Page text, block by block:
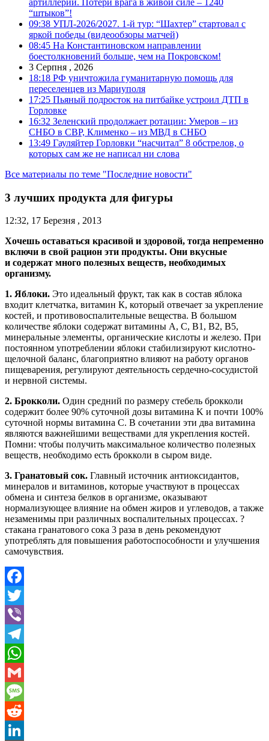
“штыков”!
09:38 УПЛ-2026/2027. 1-й тур: “Шахтер” стартовал с
яркой победы (видеообзоры матчей)
08:45 На Константиновском направлении
боестолкновений больше, чем на Покровском!
3 Серпня , 2026
18:18 РФ уничтожила гуманитарную помощь для
переселенцев из Мариуполя
17:25 Пьяный подросток на питбайке устроил ДТП в
Горловке
16:32 Зеленский продолжает ротации: Умеров – из
СНБО в СВР, Клименко – из МВД в СНБО
13:49 Гауляйтер Горловки “насчитал” 8 обстрелов, о
которых сам же не написал ни слова
Все материалы по теме "Последние новости"
3 лучших продукта для фигуры
12:32, 17 Березня , 2013
Хочешь оставаться красивой и здоровой, тогда непременно
включи в свой рацион эти продукты. Они вкусные
и содержат много полезных веществ, необходимых
организму.
1. Яблоки. Это идеальный фрукт, так как в состав яблока
входит клетчатка, витамин К, который отвечает за укрепление
костей, и противовоспалительные вещества. В большом
количестве яблоки содержат витамины А, С, В1, В2, В5,
минеральные элементы, органические кислоты и железо. При
постоянном употреблении яблоки стабилизируют кислотно-
щелочной баланс, благоприятно влияют на работу органов
пищеварения, регулируют деятельность сердечно-сосудистой
и нервной системы.
2. Брокколи. Один средний по размеру стебель брокколи
содержит более 90% суточной дозы витамина K и почти 100%
суточной нормы витамина С. В сочетании эти два витамина
являются важнейшими веществами для укрепления костей.
Помни: чтобы получить максимальное количество полезных
веществ, необходимо есть брокколи в сыром виде.
3. Гранатовый сок. Главный источник антиоксидантов,
минералов и витаминов, которые участвуют в процессах
обмена и синтеза белков в организме, оказывают
нормализующее влияние на обмен жиров и углеводов, а также
незаменимы при различных воспалительных процессах. ?
стакана гранатового сока 3 раза в день рекомендуют
употреблять для повышения работоспособности и улучшения
самочувствия.
Facebook
Twitter
Viber
Telegram
WhatsApp
Gmail
Message
Reddit